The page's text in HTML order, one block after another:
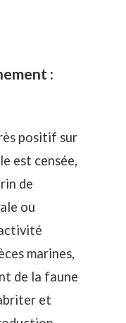
:
positif sur
est censée,
de
ou
marines,
de la faune
et